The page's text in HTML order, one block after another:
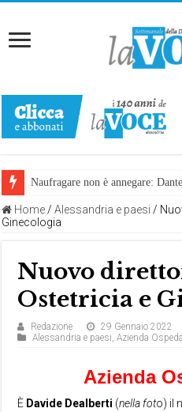
Naufragare non è annegare:
Home / Alessandria e paesi /
Ginecologia
Nuovo
Ostetricia e
Redazione
29 Gennaio 2022
Alessandria e paesi,Azienda
Azienda
È Davide Dealberti (nella foto) il